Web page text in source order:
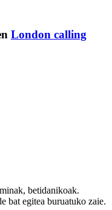
London calling
betidanikoak.
bat egitea buruatuko zaie.